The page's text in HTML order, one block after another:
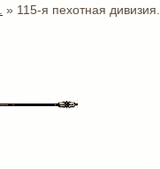
» 115-я пехотная дивизия.